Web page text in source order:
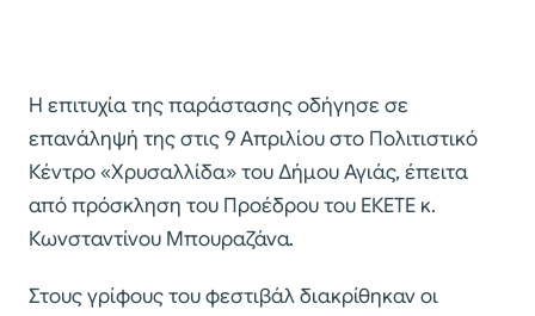
Η επιτυχία της παράστασης οδήγησε σε
επανάληψή της στις 9 Απριλίου στο Πολιτιστικό
Κέντρο «Χρυσαλλίδα» του Δήμου Αγιάς, έπειτα
από πρόσκληση του Προέδρου του ΕΚΕΤΕ κ.
Κωνσταντίνου Μπουραζάνα.
Στους γρίφους του φεστιβάλ διακρίθηκαν οι